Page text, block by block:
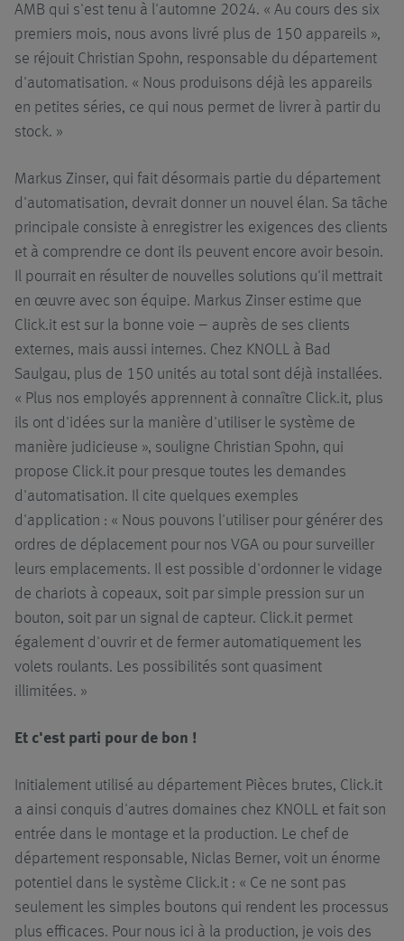
AMB qui s'est tenu à l'automne 2024. « Au cours des six
premiers mois, nous avons livré plus de 150 appareils »,
se réjouit Christian Spohn, responsable du département
d'automatisation. « Nous produisons déjà les appareils
en petites séries, ce qui nous permet de livrer à partir du
stock. »
Markus Zinser, qui fait désormais partie du département
d'automatisation, devrait donner un nouvel élan. Sa tâche
principale consiste à enregistrer les exigences des clients
et à comprendre ce dont ils peuvent encore avoir besoin.
Il pourrait en résulter de nouvelles solutions qu'il mettrait
en œuvre avec son équipe. Markus Zinser estime que
Click.it est sur la bonne voie – auprès de ses clients
externes, mais aussi internes. Chez KNOLL à Bad
Saulgau, plus de 150 unités au total sont déjà installées.
« Plus nos employés apprennent à connaître Click.it, plus
ils ont d'idées sur la manière d'utiliser le système de
manière judicieuse », souligne Christian Spohn, qui
propose Click.it pour presque toutes les demandes
d'automatisation. Il cite quelques exemples
d'application : « Nous pouvons l'utiliser pour générer des
ordres de déplacement pour nos VGA ou pour surveiller
leurs emplacements. Il est possible d'ordonner le vidage
de chariots à copeaux, soit par simple pression sur un
bouton, soit par un signal de capteur. Click.it permet
également d'ouvrir et de fermer automatiquement les
volets roulants. Les possibilités sont quasiment
illimitées. »
Et c'est parti pour de bon !
Initialement utilisé au département Pièces brutes, Click.it
a ainsi conquis d'autres domaines chez KNOLL et fait son
entrée dans le montage et la production. Le chef de
département responsable, Niclas Berner, voit un énorme
potentiel dans le système Click.it : « Ce ne sont pas
seulement les simples boutons qui rendent les processus
plus efficaces. Pour nous ici à la production, je vois des